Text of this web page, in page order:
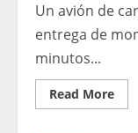
Un avión de
entrega de
minutos...
Read MoreRead
more